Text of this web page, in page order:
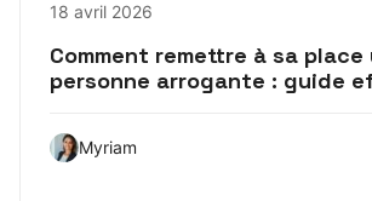
18 avril 2026
Comment remettre à sa place
personne arrogante : guide
Myriam